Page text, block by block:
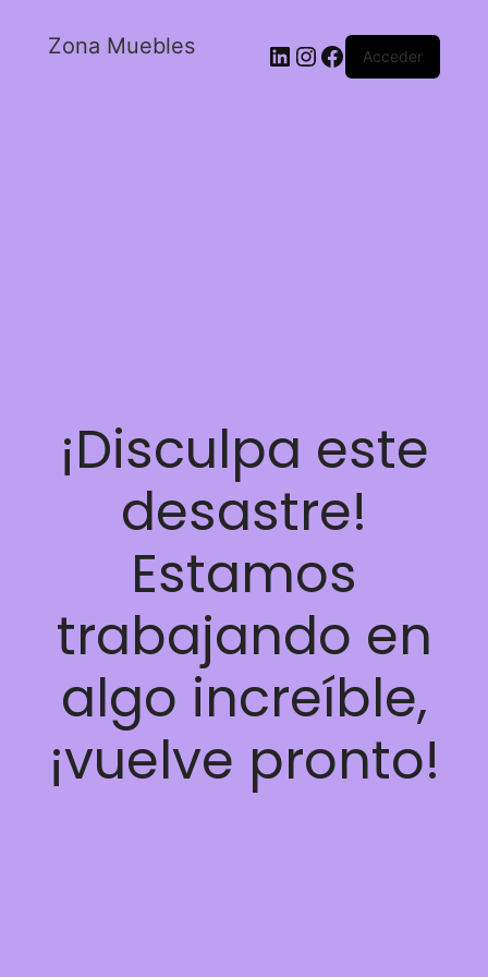
Zona Muebles Acceder
¡Disculpa este
desastre!
Estamos
trabajando en
algo increíble,
¡vuelve pronto!